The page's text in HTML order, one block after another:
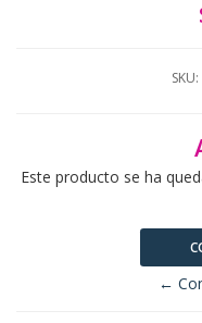
SKU:
Este producto se ha
←